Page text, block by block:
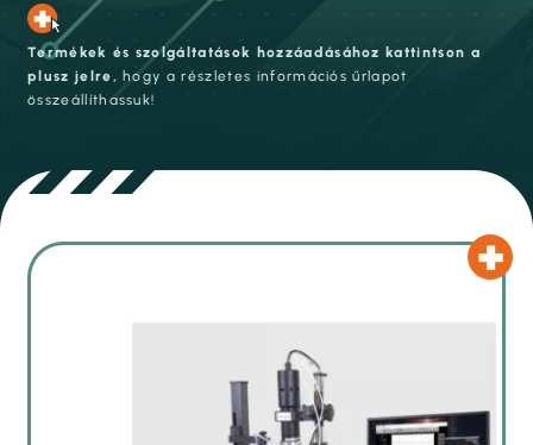
Termékek és szolgáltatások hozzáadásához kattintson a
plusz jelre, hogy a részletes információs űrlapot
összeállíthassuk!